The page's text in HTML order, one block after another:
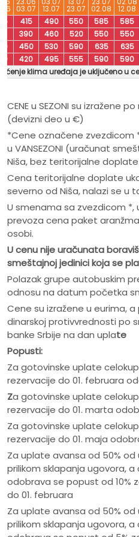
03.07 13.07 23.07 02.08 12.08
415 490 550 585 585
390 460 520 550 550
450 530 590 635 635
420 495 555 590 590
klima uređaja je uključeno u
CENE u SEZONI su izražene
(devizni deo u €)
*Cene označene zvezdicom
u VANSEZONI (uračunat
Niša, bez teritorijalne
Cena teritorijalne doplate
severno od Niša, nalazi se u
U smenama sa zvezdicom *,
prevoza cena paket
osobi.
U cenu nije uračunata
smeštajnoj jedinici koja se pla
Polazak grupe autobuskim
odnosu na datum početka
Cene su izražene u eurima,
dinarskoj protivvrednosti po
banke Srbije na dan uplate
Popusti:
Za gotovinske uplate
rezervacije do 01. februara
Za gotovinske uplate
rezervacije do 01. marta
Za gotovinske uplate
rezervacije do 01. maja
Za uplate avansa od 50%
prilikom sklapanja ugovora,
odobrava se popust od 10%
do 01. februara
Za uplate avansa od 50%
prilikom sklapanja ugovora,